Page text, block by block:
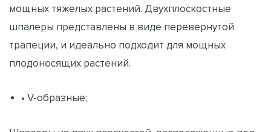
мощных тяжелых растений. Двухплоскостные
шпалеры представлены в виде перевернутой
трапеции, и идеально подходит для мощных
плодоносящих растений.
• V-образные;